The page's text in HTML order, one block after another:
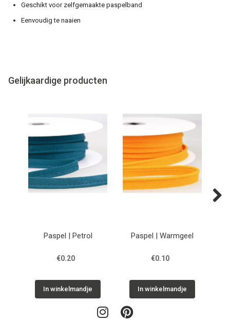
Geschikt voor zelfgemaakte paspelband
Eenvoudig te naaien
Gelijkaardige producten
Paspel | Petrol
€0.20
In winkelmandje
Paspel | Warmgeel
€0.10
In winkelmandje